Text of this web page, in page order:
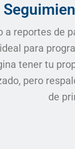
a reportes de
para
tener tu
pero
de